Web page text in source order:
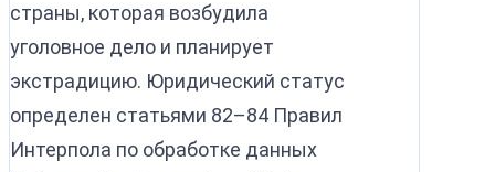
страны, которая возбудила
уголовное дело и планирует
экстрадицию. Юридический статус
определен статьями 82–84 Правил
Интерпола по обработке данных